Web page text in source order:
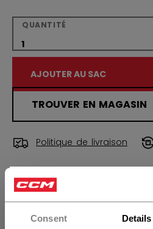
Consent Details
Vous souhaitez
produits aux
QUANTITÉ
AJOUTER AU SAC
TROUVER EN MAGASIN
Politique de livraison